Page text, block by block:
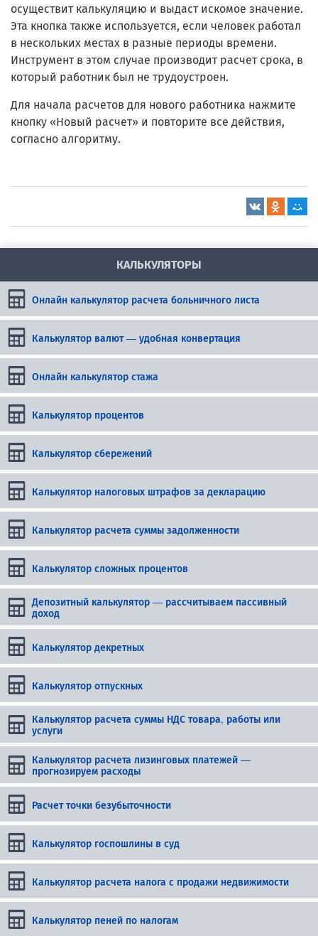
осуществит калькуляцию и выдаст искомое значение.
Эта кнопка также используется, если человек работал
в нескольких местах в разные периоды времени.
Инструмент в этом случае производит расчет срока, в
который работник был не трудоустроен.
Для начала расчетов для нового работника нажмите
кнопку «Новый расчет» и повторите все действия,
согласно алгоритму.
КАЛЬКУЛЯТОРЫ
Онлайн калькулятор расчета больничного листа
Калькулятор валют — удобная конвертация
Онлайн калькулятор стажа
Калькулятор процентов
Калькулятор сбережений
Калькулятор налоговых штрафов за декларацию
Калькулятор расчета суммы задолженности
Калькулятор сложных процентов
Депозитный калькулятор — рассчитываем пассивный
доход
Калькулятор декретных
Калькулятор отпускных
Калькулятор расчета суммы НДС товара, работы или
услуги
Калькулятор расчета лизинговых платежей —
прогнозируем расходы
Расчет точки безубыточности
Калькулятор госпошлины в суд
Калькулятор расчета налога с продажи недвижимости
Калькулятор пеней по налогам